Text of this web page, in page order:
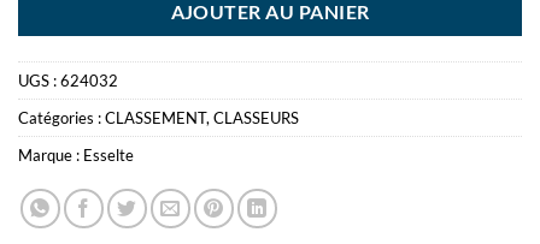
AJOUTER AU PANIER
UGS :624032
Catégories :CLASSEMENT, CLASSEURS
Marque : Esselte